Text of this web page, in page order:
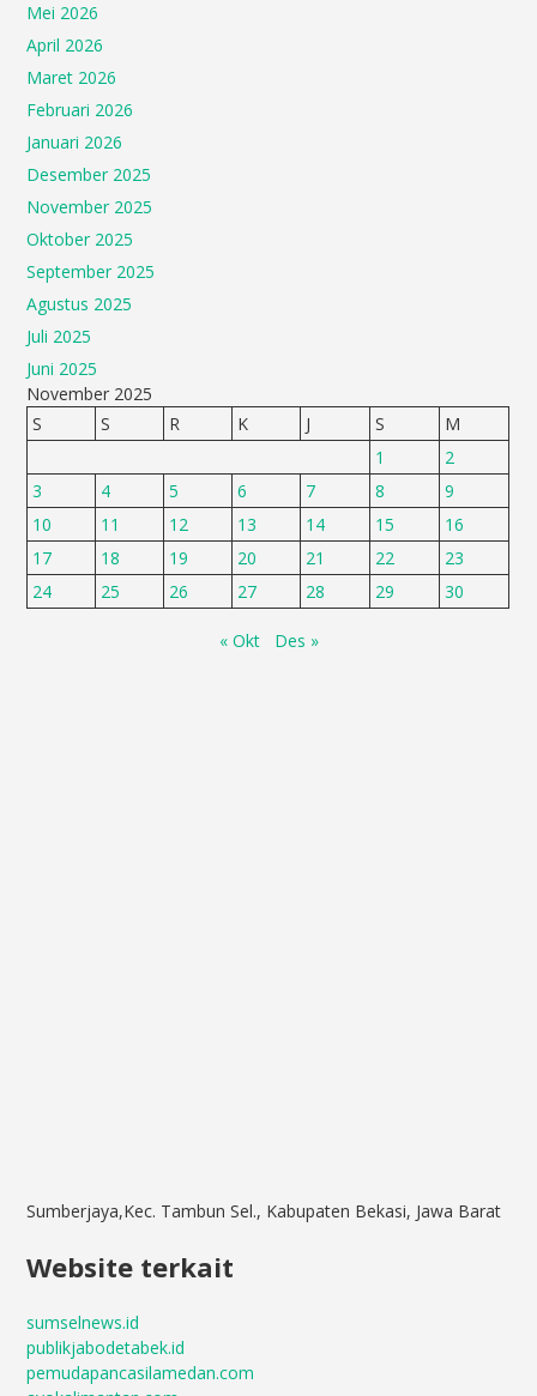
Mei 2026
April 2026
Maret 2026
Februari 2026
Januari 2026
Desember 2025
November 2025
Oktober 2025
September 2025
Agustus 2025
Juli 2025
Juni 2025
November 2025
S
S R K J S
M
1
2
3
4 5 6 7 8
9
10
11 12 13 14 15
16
17
18 19 20 21 22
23
24
25 26 27 28 29 30
« Okt Des »
Sumberjaya,Kec. Tambun Sel., Kabupaten Bekasi, Jawa Barat
Website terkait
sumselnews.id
publikjabodetabek.id
pemudapancasilamedan.com